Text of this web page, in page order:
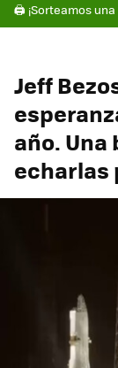
🖨️ ¡Sorteamos una
Jeff
año. Una
echarlas